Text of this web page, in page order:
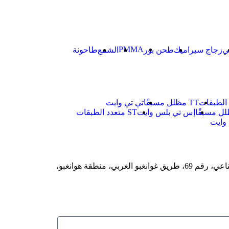
زجاج سيراميكطحن بور PMMA الشمعطاحونة
TT مظلل مسبقًا
تي تي وايت
إس تي بلس وايتST متعدد الطبقات
غرفة 520، مجمع TCL الثقافي الصناعي، رقم 69، طريق غوانغبو الغربي، منطقة هوانغبو،